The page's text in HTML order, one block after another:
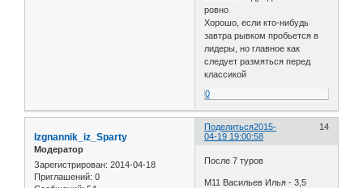
ровно
Хорошо, если кто-нибудь
завтра рывком пробьется в
лидеры, но главное как
следует размяться перед
классикой
0
Поделиться 14
2015-
04-19 19:00:58
Izgnannik_iz_Sparty
Модератор
Зарегистрирован: 2014-04-18
Приглашений: 0
После 7 туров
M11 Васильев Илья - 3,5